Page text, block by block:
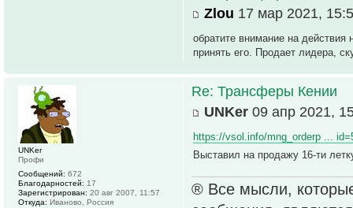
Zlou 17 мар 2021,
обратите внимание на
принять его. Продает лидера,
Re: Трансферы Кении
UNKer 09 апр 2021,
https://vsol.info/mng_orderp ...
Выставил на продажу 16-ти
® Все мысли,
UNKer
Профи
Сообщений: 672
Благодарностей: 17
Зарегистрирован: 20 авг 2007, 11:57
Откуда: Иваново, Россия